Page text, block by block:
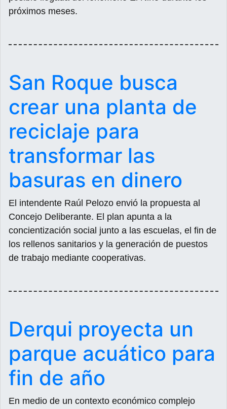
próximos meses.
San Roque busca
crear una planta de
reciclaje para
transformar las
basuras en dinero
El intendente Raúl Pelozo envió la propuesta al
Concejo Deliberante. El plan apunta a la
concientización social junto a las escuelas, el fin de
los rellenos sanitarios y la generación de puestos
de trabajo mediante cooperativas.
Derqui proyecta un
parque acuático para
fin de año
En medio de un contexto económico complejo